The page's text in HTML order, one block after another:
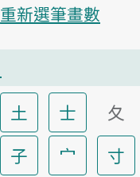
重新選筆畫數
土 士 夂
子 宀 寸